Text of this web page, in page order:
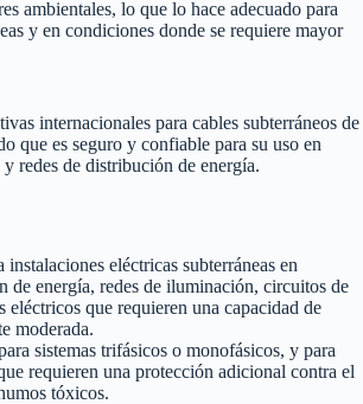
ambientales, lo que lo hace adecuado para
y en condiciones donde se requiere mayor
internacionales para cables subterráneos de
que es seguro y confiable para su uso en
redes de distribución de energía.
instalaciones eléctricas subterráneas en
de energía, redes de iluminación, circuitos de
eléctricos que requieren una capacidad de
moderada.
sistemas trifásicos o monofásicos, y para
requieren una protección adicional contra el
tóxicos.